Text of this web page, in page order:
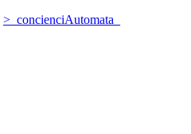
>_concienciAutomata_